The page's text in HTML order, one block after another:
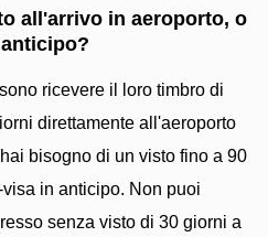
all'arrivo in aeroporto, o
ricevere il loro timbro di
direttamente all'aeroporto
bisogno di un visto fino a 90
in anticipo. Non puoi
senza visto di 30 giorni a